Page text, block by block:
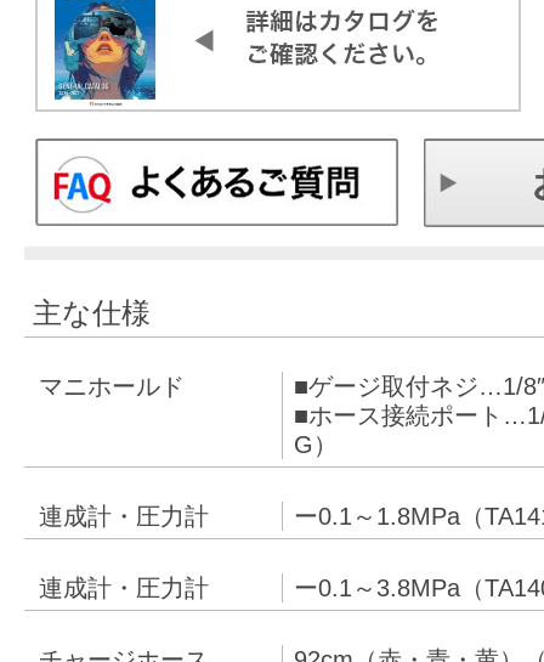
主な仕様
マニホールド
■ゲージ取付ネジ…1/
■ホース接続ポート
G）
連成計・圧力計 ー0.1～1.8MPa（
連成計・圧力計 ー0.1～3.8MPa（